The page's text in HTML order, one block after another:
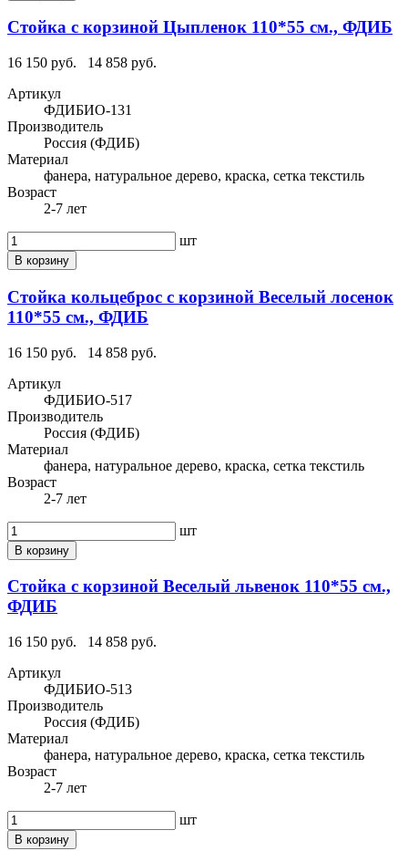
Стойка с корзиной Цыпленок 110*55 см., ФДИБ
16 150 руб.
14 858 руб.
Артикул
ФДИБИО-131
Производитель
Россия (ФДИБ)
Материал
фанера, натуральное дерево, краска, сетка текстиль
Возраст
2-7 лет
шт
В корзину
Стойка кольцеброс с корзиной Веселый лосенок
110*55 см., ФДИБ
16 150 руб.
14 858 руб.
Артикул
ФДИБИО-517
Производитель
Россия (ФДИБ)
Материал
фанера, натуральное дерево, краска, сетка текстиль
Возраст
2-7 лет
шт
В корзину
Стойка с корзиной Веселый львенок 110*55 см.,
ФДИБ
16 150 руб.
14 858 руб.
Артикул
ФДИБИО-513
Производитель
Россия (ФДИБ)
Материал
фанера, натуральное дерево, краска, сетка текстиль
Возраст
2-7 лет
шт
В корзину